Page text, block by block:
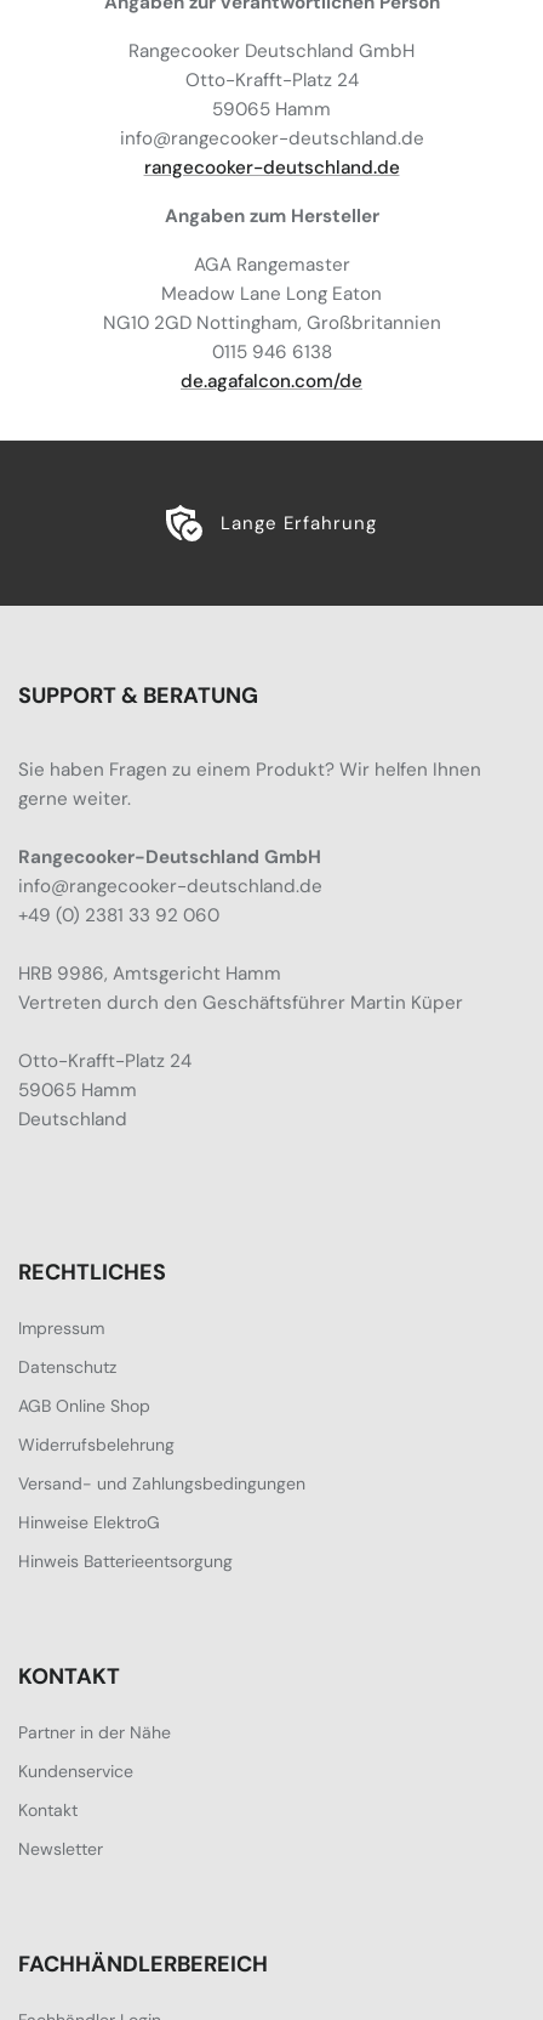
Rangecooker Deutschland GmbH
Otto-Krafft-Platz 24
59065 Hamm
info@rangecooker-deutschland.de
rangecooker-deutschland.de
Angaben zum Hersteller
AGA Rangemaster
Meadow Lane Long Eaton
NG10 2GD Nottingham, Großbritannien
0115 946 6138
de.agafalcon.com/de
Lange Erfahrung
SUPPORT & BERATUNG
Sie haben Fragen zu einem Produkt? Wir helfen Ihnen
gerne weiter.
Rangecooker-Deutschland GmbH
info@rangecooker-deutschland.de
+49 (0) 2381 33 92 060
HRB 9986, Amtsgericht Hamm
Vertreten durch den Geschäftsführer Martin Küper
Otto-Krafft-Platz 24
59065 Hamm
Deutschland
RECHTLICHES
Impressum
Datenschutz
AGB Online Shop
Widerrufsbelehrung
Versand- und Zahlungsbedingungen
Hinweise ElektroG
Hinweis Batterieentsorgung
KONTAKT
Partner in der Nähe
Kundenservice
Kontakt
Newsletter
FACHHÄNDLERBEREICH